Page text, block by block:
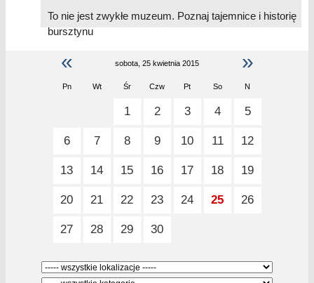
To nie jest zwykłe muzeum. Poznaj tajemnice i historię
bursztynu
14 kwi 2015 - 30 wrz 2015
« sobota, 25 kwietnia 2015 »
Pn Wt Śr Czw Pt So N
1 2 3 4 5
6 7 8 9 10 11 12
13 14 15 16 17 18 19
20 21 22 23 24 25 26
27 28 29 30